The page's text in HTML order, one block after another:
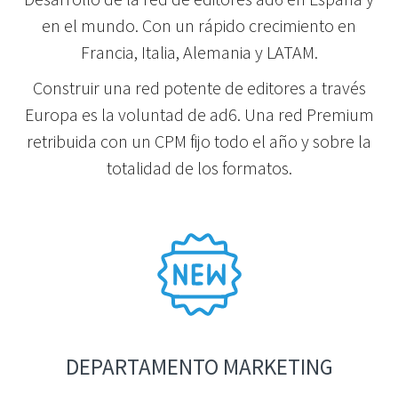
en el mundo. Con un rápido crecimiento en
Francia, Italia, Alemania y LATAM.
Construir una red potente de editores a través
Europa es la voluntad de ad6. Una red Premium
retribuida con un CPM fijo todo el año y sobre la
totalidad de los formatos.
DEPARTAMENTO MARKETING